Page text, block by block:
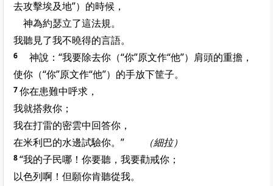
去攻擊埃及地”）的時候，
神為約瑟立了這法規。
我聽見了我不曉得的言語。
6
神說：“我要除去你（“你”原文作“他”）肩頭的重擔，
使你（“你”原文作“他”）的手放下筐子。
7你在患難中呼求，
我就搭救你；
我在打雷的密雲中回答你，
在米利巴的水邊試驗你。”
（細拉）
8“我的子民哪！你要聽，我要勸戒你；
以色列啊！但願你肯聽從我。